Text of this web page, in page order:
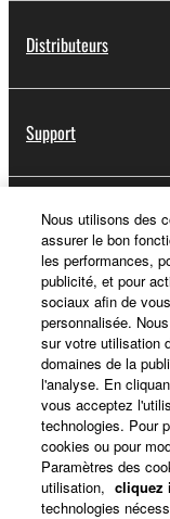
Distributeurs
Support
Yamaha Music ID -
A propos de Yamaha
France - French
Professionnel
Nous utilisons des
assurer le bon
les performances,
publicité, et pour
sociaux afin de
personnalisée.
sur votre utilisation
domaines de la
l'analyse. En
vous acceptez
technologies. Pour
cookies ou pour
Paramètres des
utilisation, cliquez
technologies